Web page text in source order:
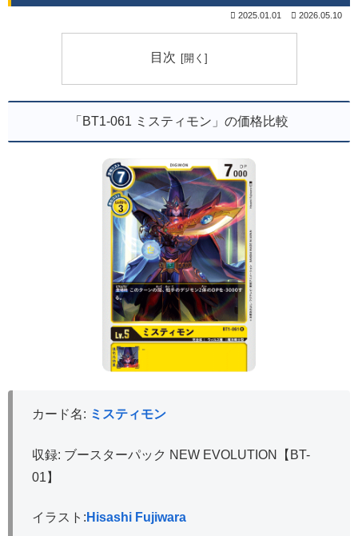
2025.01.01 2026.05.10
目次
「BT1-061 ミスティモン」の価格比較
カード名: ミスティモン
収録: ブースターパック NEW EVOLUTION【BT-
01】
イラスト: Hisashi Fujiwara